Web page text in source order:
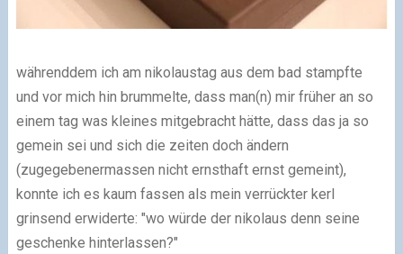
währenddem ich am nikolaustag aus dem bad stampfte
und vor mich hin brummelte, dass man(n) mir früher an so
einem tag was kleines mitgebracht hätte, dass das ja so
gemein sei und sich die zeiten doch ändern
(zugegebenermassen nicht ernsthaft ernst gemeint),
konnte ich es kaum fassen als mein verrückter kerl
grinsend erwiderte: "wo würde der nikolaus denn seine
geschenke hinterlassen?"